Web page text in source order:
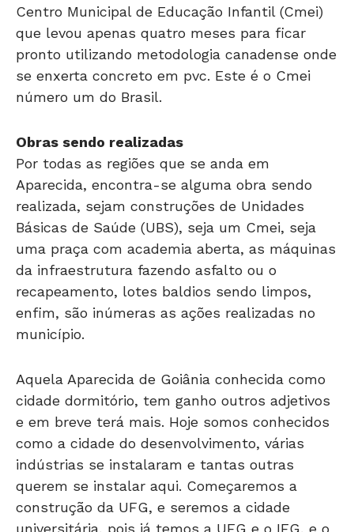
Centro Municipal de Educação Infantil (Cmei)
que levou apenas quatro meses para ficar
pronto utilizando metodologia canadense onde
se enxerta concreto em pvc. Este é o Cmei
número um do Brasil.
Obras sendo realizadas
Por todas as regiões que se anda em
Aparecida, encontra-se alguma obra sendo
realizada, sejam construções de Unidades
Básicas de Saúde (UBS), seja um Cmei, seja
uma praça com academia aberta, as máquinas
da infraestrutura fazendo asfalto ou o
recapeamento, lotes baldios sendo limpos,
enfim, são inúmeras as ações realizadas no
município.
Aquela Aparecida de Goiânia conhecida como
cidade dormitório, tem ganho outros adjetivos
e em breve terá mais. Hoje somos conhecidos
como a cidade do desenvolvimento, várias
indústrias se instalaram e tantas outras
querem se instalar aqui. Começaremos a
construção da UFG, e seremos a cidade
universitária, pois já temos a UEG e o IFG, e o